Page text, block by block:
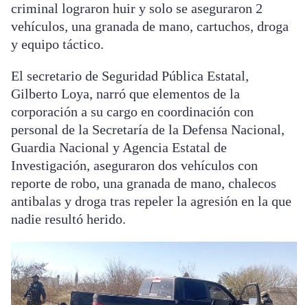
criminal lograron huir y solo se aseguraron 2
vehículos, una granada de mano, cartuchos, droga
y equipo táctico.
El secretario de Seguridad Pública Estatal,
Gilberto Loya, narró que elementos de la
corporación a su cargo en coordinación con
personal de la Secretaría de la Defensa Nacional,
Guardia Nacional y Agencia Estatal de
Investigación, aseguraron dos vehículos con
reporte de robo, una granada de mano, chalecos
antibalas y droga tras repeler la agresión en la que
nadie resultó herido.